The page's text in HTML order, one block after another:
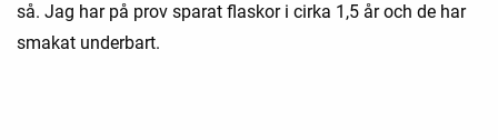
så. Jag har på prov sparat flaskor i cirka 1,5 år och de har
smakat underbart.